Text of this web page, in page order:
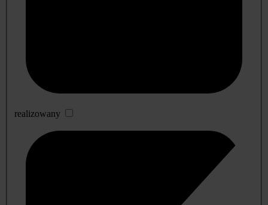
realizowany